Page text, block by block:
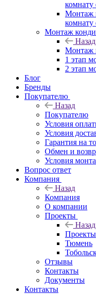
комнату
Монтаж
Монтаж
Назад
Монтаж
1 этап
2 этап
Блог
Бренды
Покупателю
Назад
Покупателю
Условия
Условия
Гарантия на
Обмен и
Условия
Вопрос ответ
Компания
Назад
Компания
О компании
Проекты
Назад
Проекты
Тюмень
Отзывы
Контакты
Документы
Контакты